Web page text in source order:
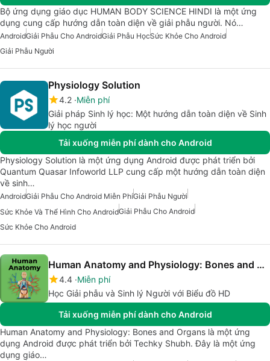
Bộ ứng dụng giáo dục HUMAN BODY SCIENCE HINDI là một ứng
dụng cung cấp hướng dẫn toàn diện về giải phẫu người. Nó…
AndroidGiải Phẫu Cho AndroidGiải Phẫu HọcSức Khỏe Cho Android
Giải Phẫu Người
Physiology Solution
4.2 Miễn phí
Giải pháp Sinh lý học: Một hướng dẫn toàn diện về Sinh
lý học người
Tải xuống miễn phí dành cho Android
Physiology Solution là một ứng dụng Android được phát triển bởi
Quantum Quasar Infoworld LLP cung cấp một hướng dẫn toàn diện
về sinh…
AndroidGiải Phẫu Cho Android Miễn PhíGiải Phẫu Người
Sức Khỏe Và Thể Hình Cho AndroidGiải Phẫu Cho Android
Sức Khỏe Cho Android
Human Anatomy and Physiology: Bones and Organs
4.4 Miễn phí
Học Giải phẫu và Sinh lý Người với Biểu đồ HD
Tải xuống miễn phí dành cho Android
Human Anatomy and Physiology: Bones and Organs là một ứng
dụng Android được phát triển bởi Techky Shubh. Đây là một ứng
dụng giáo…